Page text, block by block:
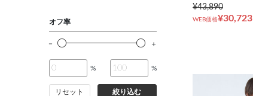
オフ率
% %
リセット 絞り込む
¥43,890
WEB価格¥30,723